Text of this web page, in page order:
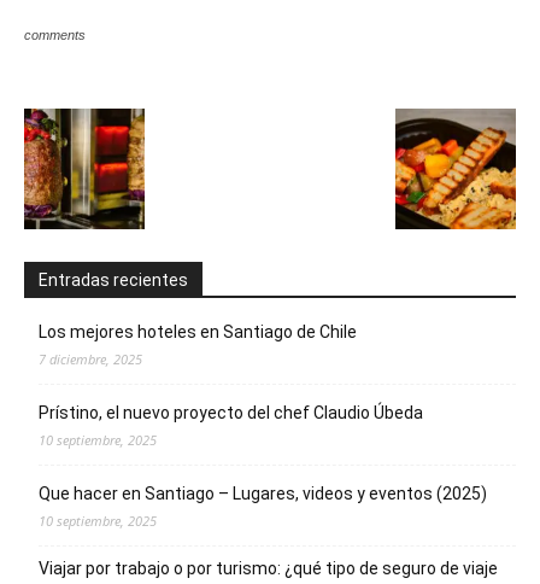
comments
Entradas recientes
Los mejores hoteles en Santiago de Chile
7 diciembre, 2025
Prístino, el nuevo proyecto del chef Claudio Úbeda
10 septiembre, 2025
Que hacer en Santiago – Lugares, videos y eventos (2025)
10 septiembre, 2025
Viajar por trabajo o por turismo: ¿qué tipo de seguro de viaje